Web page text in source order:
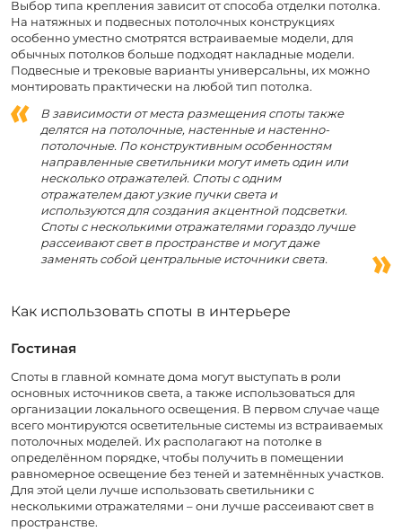
Выбор типа крепления зависит от способа отделки потолка.
На натяжных и подвесных потолочных конструкциях
особенно уместно смотрятся встраиваемые модели, для
обычных потолков больше подходят накладные модели.
Подвесные и трековые варианты универсальны, их можно
монтировать практически на любой тип потолка.
В зависимости от места размещения споты также
делятся на потолочные, настенные и настенно-
потолочные. По конструктивным особенностям
направленные светильники могут иметь один или
несколько отражателей. Споты с одним
отражателем дают узкие пучки света и
используются для создания акцентной подсветки.
Споты с несколькими отражателями гораздо лучше
рассеивают свет в пространстве и могут даже
заменять собой центральные источники света.
Как использовать споты в интерьере
Гостиная
Споты в главной комнате дома могут выступать в роли
основных источников света, а также использоваться для
организации локального освещения. В первом случае чаще
всего монтируются осветительные системы из встраиваемых
потолочных моделей. Их располагают на потолке в
определённом порядке, чтобы получить в помещении
равномерное освещение без теней и затемнённых участков.
Для этой цели лучше использовать светильники с
несколькими отражателями – они лучше рассеивают свет в
пространстве.